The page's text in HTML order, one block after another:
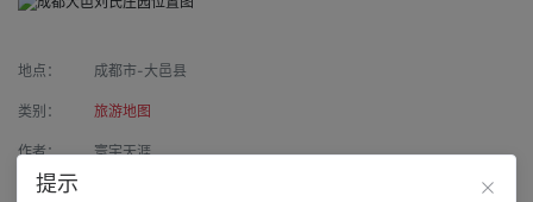
地点： 成都市-大邑县
类别： 旅游地图
作者： 寰宇天涯
来源：
提示